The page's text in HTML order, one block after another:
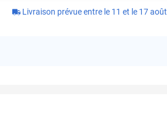
Livraison prévue entre le 11 et le 17 août